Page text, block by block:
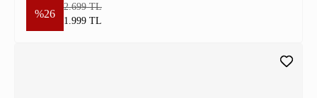
%26
2.699 TL
1.999 TL